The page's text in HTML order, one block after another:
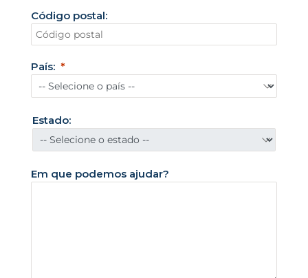
t
a
d
o
s
n
i
o
Código postal:
País:
Estado:
Em que podemos ajudar?